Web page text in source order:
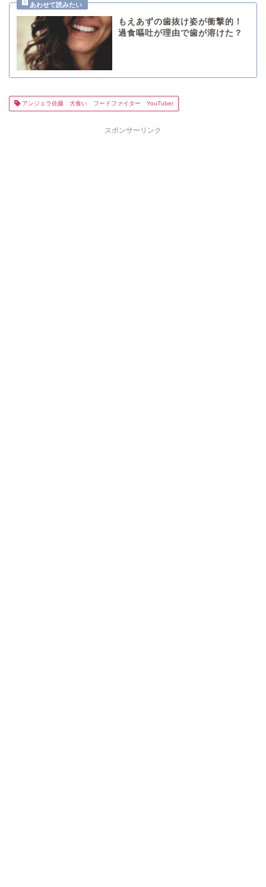
もえあずの歯抜け姿が衝撃的！
過食嘔吐が理由で歯が溶けた？
アンジェラ佐藤 大食い フードファイター YouTuber
スポンサーリンク